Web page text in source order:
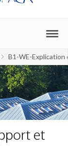
B1-WE-Explication
et